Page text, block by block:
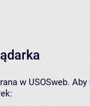
w USOSweb.